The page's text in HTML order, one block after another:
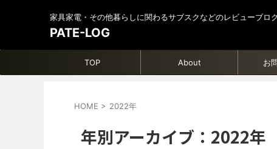
家具家電・その他暮らしに関わるサブスクなどのレビューブロ
PATE-LOG
TOP About お
HOME > 2022年
年別アーカイブ：2022年